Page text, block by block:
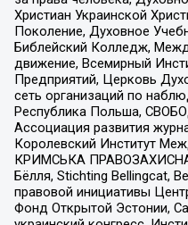
Христиан Украинской
Поколение, Духовное
Библейский Колледж,
движение, Всемирный
Предприятий, Церковь
сеть организаций по
Республика Польша,
Ассоциация развития
Королевский Институт
КРИМСЬКА
Бёлля, Stichting Bellingcat,
правовой инициативы
Фонд Открытой Эстонии,